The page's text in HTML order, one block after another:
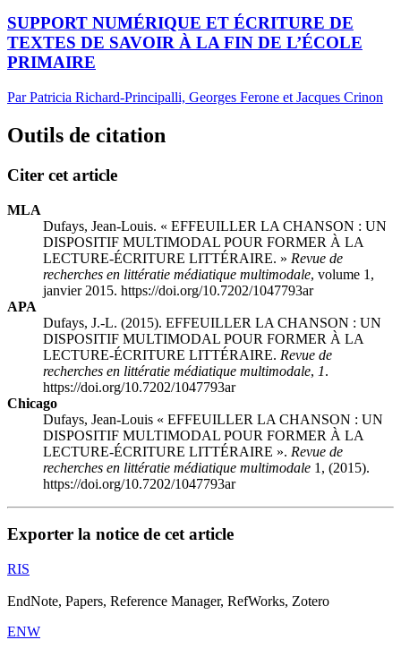
SUPPORT NUMÉRIQUE ET ÉCRITURE DE
TEXTES DE SAVOIR À LA FIN DE L’ÉCOLE
PRIMAIRE
Par Patricia Richard-Principalli, Georges Ferone et Jacques Crinon
Outils de citation
Citer cet article
MLA
Dufays, Jean-Louis. « EFFEUILLER LA CHANSON : UN
DISPOSITIF MULTIMODAL POUR FORMER À LA
LECTURE-ÉCRITURE LITTÉRAIRE. » Revue de
recherches en littératie médiatique multimodale, volume 1,
janvier 2015. https://doi.org/10.7202/1047793ar
APA
Dufays, J.-L. (2015). EFFEUILLER LA CHANSON : UN
DISPOSITIF MULTIMODAL POUR FORMER À LA
LECTURE-ÉCRITURE LITTÉRAIRE. Revue de
recherches en littératie médiatique multimodale, 1.
https://doi.org/10.7202/1047793ar
Chicago
Dufays, Jean-Louis « EFFEUILLER LA CHANSON : UN
DISPOSITIF MULTIMODAL POUR FORMER À LA
LECTURE-ÉCRITURE LITTÉRAIRE ». Revue de
recherches en littératie médiatique multimodale 1, (2015).
https://doi.org/10.7202/1047793ar
Exporter la notice de cet article
RIS
EndNote, Papers, Reference Manager, RefWorks, Zotero
ENW